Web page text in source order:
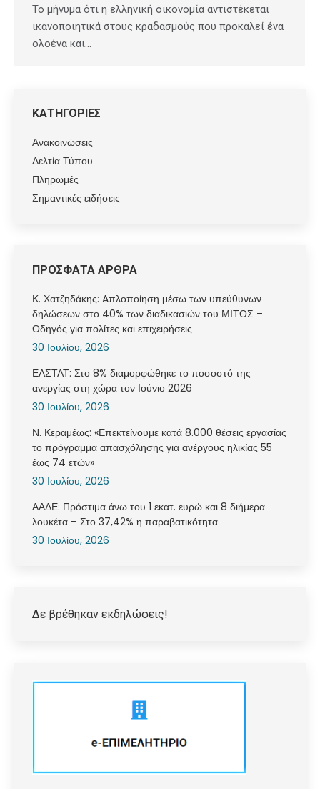
Το μήνυμα ότι η ελληνική οικονομία αντιστέκεται
ικανοποιητικά στους κραδασμούς που προκαλεί ένα
ολοένα και…
ΚΑΤΗΓΟΡΙΕΣ
Ανακοινώσεις
Δελτία Τύπου
Πληρωμές
Σημαντικές ειδήσεις
ΠΡΟΣΦΑΤΑ ΑΡΘΡΑ
Κ. Χατζηδάκης: Aπλοποίηση μέσω των υπεύθυνων
δηλώσεων στο 40% των διαδικασιών του ΜΙΤΟΣ –
Οδηγός για πολίτες και επιχειρήσεις
30 Ιουλίου, 2026
ΕΛΣΤΑΤ: Στο 8% διαμορφώθηκε το ποσοστό της
ανεργίας στη χώρα τον Ιούνιο 2026
30 Ιουλίου, 2026
Ν. Κεραμέως: «Επεκτείνουμε κατά 8.000 θέσεις εργασίας
το πρόγραμμα απασχόλησης για ανέργους ηλικίας 55
έως 74 ετών»
30 Ιουλίου, 2026
ΑΑΔΕ: Πρόστιμα άνω του 1 εκατ. ευρώ και 8 διήμερα
λουκέτα – Στο 37,42% η παραβατικότητα
30 Ιουλίου, 2026
Δε βρέθηκαν εκδηλώσεις!